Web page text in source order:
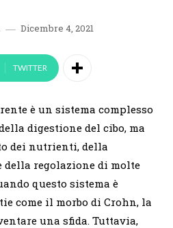
Dicembre 4, 2021
TWITTER
è un sistema complesso
digestione del cibo, ma
dei nutrienti, della
della regolazione di molte
questo sistema è
come il morbo di Crohn, la
una sfida. Tuttavia,